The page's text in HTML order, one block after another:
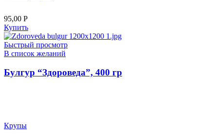
95,00 Р
Купить
Быстрый просмотр
В список желаний
Булгур “Здороведа”, 400 гр
Крупы